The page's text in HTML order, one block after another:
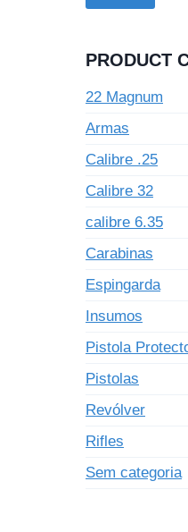
PRODUCT
22 Magnum
Armas
Calibre .25
Calibre 32
calibre 6.35
Carabinas
Espingarda
Insumos
Pistola
Pistolas
Revólver
Rifles
Sem categoria